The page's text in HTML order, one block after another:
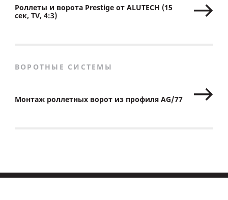
Роллеты и ворота Prestige от ALUTECH (15
сек, TV, 4:3)
ВОРОТНЫЕ СИСТЕМЫ
Монтаж роллетных ворот из профиля AG/77